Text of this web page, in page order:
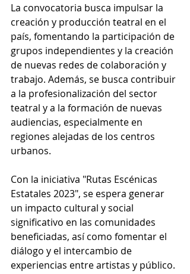
La convocatoria busca impulsar la
creación y producción teatral en el
país, fomentando la participación de
grupos independientes y la creación
de nuevas redes de colaboración y
trabajo. Además, se busca contribuir
a la profesionalización del sector
teatral y a la formación de nuevas
audiencias, especialmente en
regiones alejadas de los centros
urbanos.
Con la iniciativa "Rutas Escénicas
Estatales 2023", se espera generar
un impacto cultural y social
significativo en las comunidades
beneficiadas, así como fomentar el
diálogo y el intercambio de
experiencias entre artistas y público.